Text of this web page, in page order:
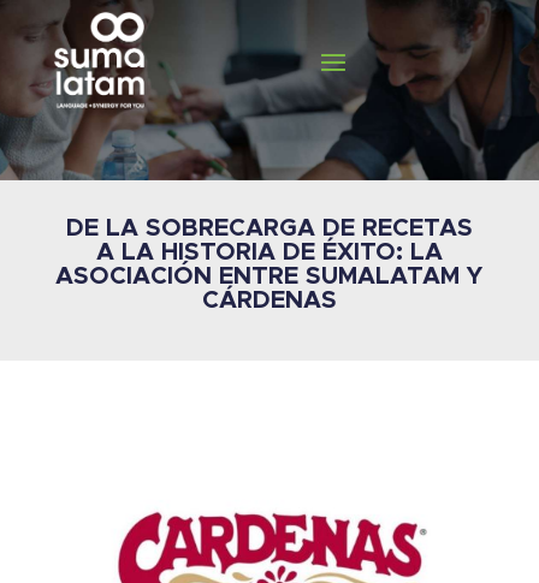
DE LA SOBRECARGA DE RECETAS
A LA HISTORIA DE ÉXITO: LA
ASOCIACIÓN ENTRE SUMALATAM Y
CÁRDENAS